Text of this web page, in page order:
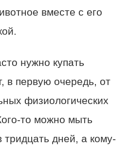
вместе с его
нужно купать
в первую очередь, от
физиологических
то можно мыть
тридцать дней, а кому-